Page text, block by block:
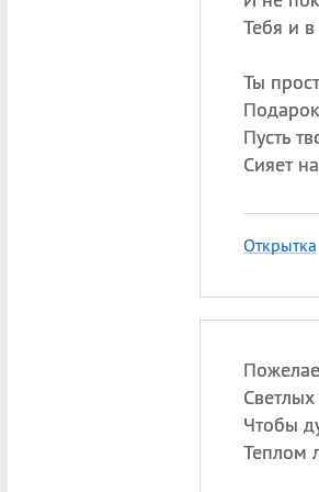
Тебя и в
Ты
Пусть
Сияет
Открытка
Чтобы
Теплом